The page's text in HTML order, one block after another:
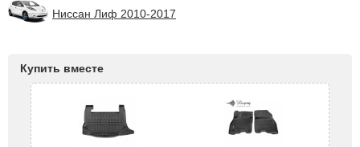
Ниссан Лиф 2010-2017
Купить вместе